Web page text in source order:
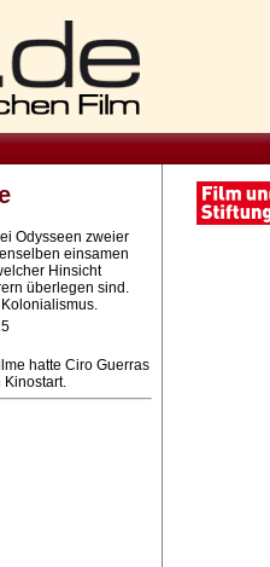
Odysseen zweier
einsamen
Hinsicht
überlegen sind.
hatte Ciro Guerras
Kinostart.